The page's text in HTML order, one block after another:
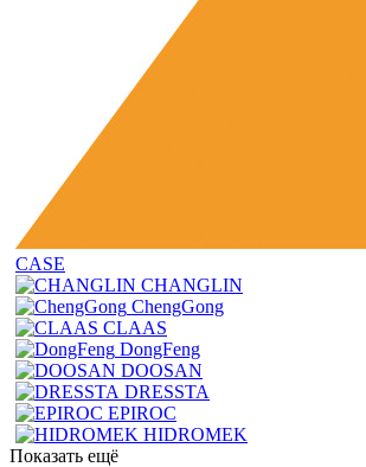
CASE
CHANGLIN
ChengGong
CLAAS
DongFeng
DOOSAN
DRESSTA
EPIROC
HIDROMEK
Показать ещё